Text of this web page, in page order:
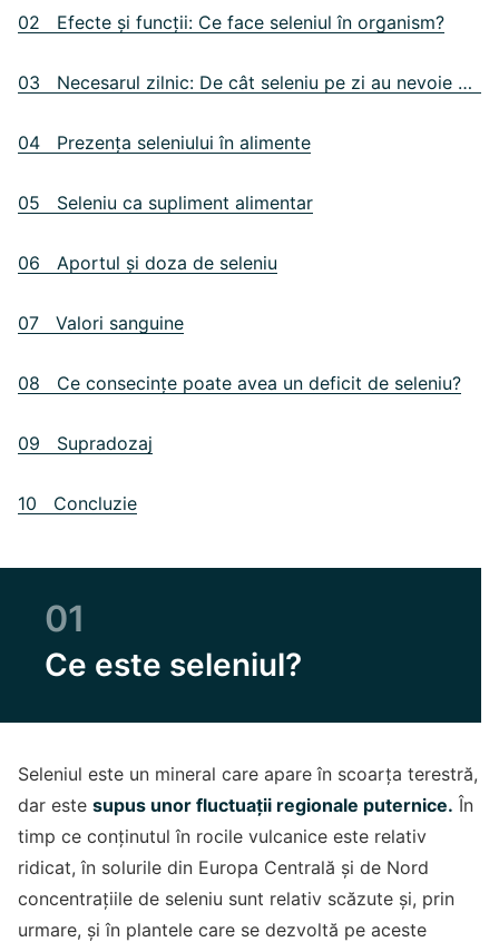
02 Efecte și funcții: Ce face seleniul în organism?
03 Necesarul zilnic: De cât seleniu pe zi au nevoie oamenii?
04 Prezența seleniului în alimente
05 Seleniu ca supliment alimentar
06 Aportul și doza de seleniu
07 Valori sanguine
08 Ce consecințe poate avea un deficit de seleniu?
09 Supradozaj
10 Concluzie
01
Ce este seleniul?
Seleniul este un mineral care apare în scoarța terestră,
dar este supus unor fluctuații regionale puternice. În
timp ce conținutul în rocile vulcanice este relativ
ridicat, în solurile din Europa Centrală și de Nord
concentrațiile de seleniu sunt relativ scăzute și, prin
urmare, și în plantele care se dezvoltă pe aceste